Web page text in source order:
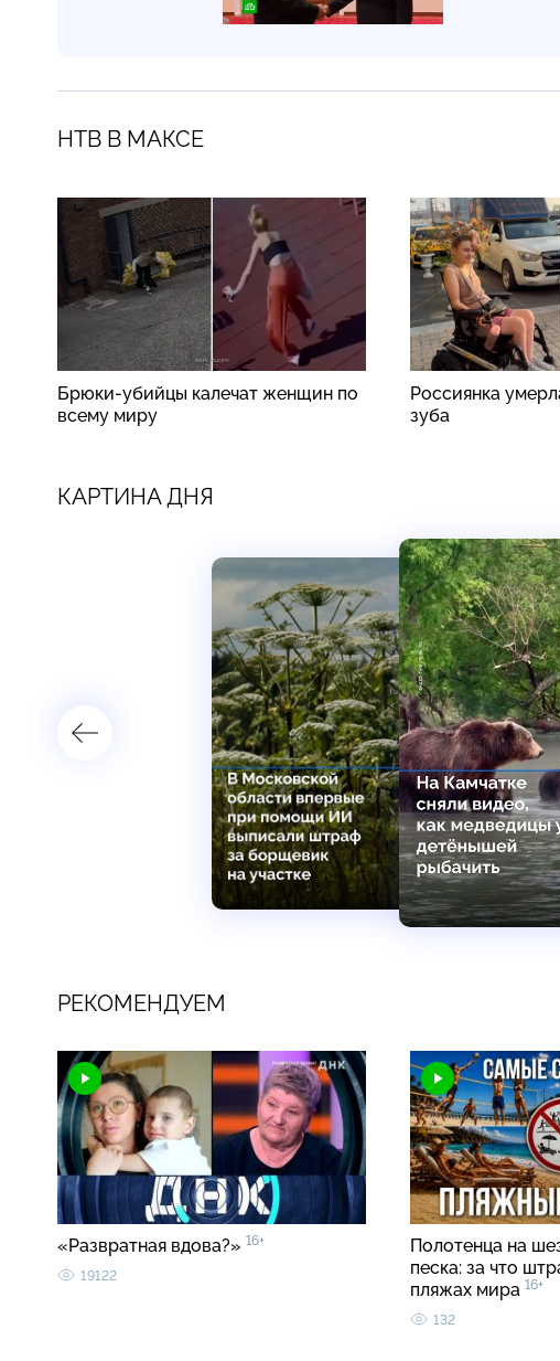
НТВ В МАКСЕ
Брюки-убийцы калечат женщин по
всему миру
Россиянка
зуба
КАРТИНА ДНЯ
РЕКОМЕНДУЕМ
«Развратная вдова?» 16+
19122
Полотенца на
песка: за что
пляжах мира 16+
132